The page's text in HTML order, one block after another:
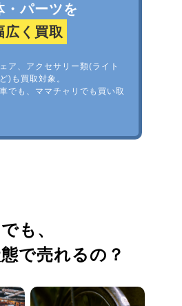
・パーツを
広く買取
ア、アクセサリー類(ライト
)も買取対象。
でも、ママチャリでも買い取
でも、
で売れるの？